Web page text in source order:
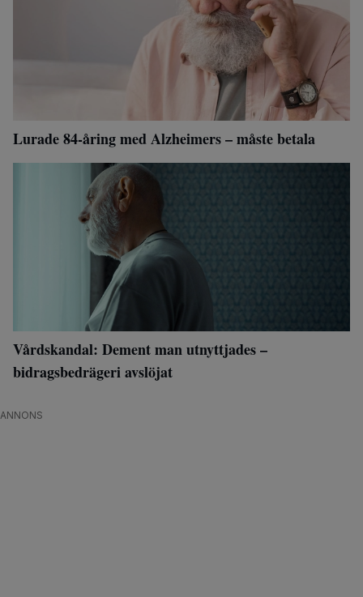
Lurade 84-åring med Alzheimers – måste betala
Vårdskandal: Dement man utnyttjades –
bidragsbedrägeri avslöjat
ANNONS